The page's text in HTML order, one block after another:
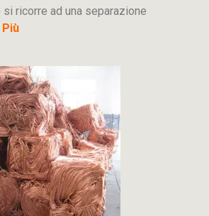
ricorre ad una separazione